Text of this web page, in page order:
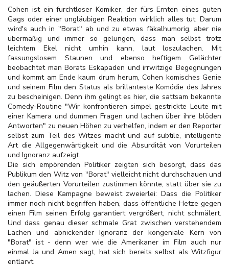
Cohen ist ein furchtloser Komiker, der fürs Ernten eines guten
Gags oder einer ungläubigen Reaktion wirklich alles tut. Darum
wird's auch in "Borat" ab und zu etwas fäkalhumorig, aber nie
übermäßig und immer so gelungen, dass man selbst trotz
leichtem Ekel nicht umhin kann, laut loszulachen. Mit
fassungslosem Staunen und ebenso heftigem Gelächter
beobachtet man Borats Eskapaden und irrwitzige Begegnungen
und kommt am Ende kaum drum herum, Cohen komisches Genie
und seinem Film den Status als brillanteste Komödie des Jahres
zu bescheinigen. Denn ihm gelingt es hier, die sattsam bekannte
Comedy-Routine "Wir konfrontieren simpel gestrickte Leute mit
einer Kamera und dummen Fragen und lachen über ihre blöden
Antworten" zu neuen Höhen zu verhelfen, indem er den Reporter
selbst zum Teil des Witzes macht und auf subtile, intelligente
Art die Allgegenwärtigkeit und die Absurdität von Vorurteilen
und Ignoranz aufzeigt.
Die sich empörenden Politiker zeigten sich besorgt, dass das
Publikum den Witz von "Borat" vielleicht nicht durchschauen und
den geäußerten Vorurteilen zustimmen könnte, statt über sie zu
lachen. Diese Kampagne beweist zweierlei: Dass die Politiker
immer noch nicht begriffen haben, dass öffentliche Hetze gegen
einen Film seinen Erfolg garantiert vergrößert, nicht schmälert.
Und dass genau dieser schmale Grat zwischen verstehendem
Lachen und abnickender Ignoranz der kongeniale Kern von
"Borat" ist - denn wer wie die Amerikaner im Film auch nur
einmal Ja und Amen sagt, hat sich bereits selbst als Witzfigur
entlarvt.